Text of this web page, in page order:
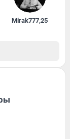
Mirak777,25